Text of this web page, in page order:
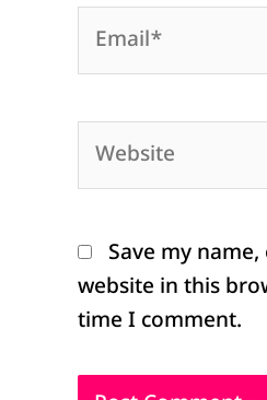
Email*
Website
Save my
website in this
time I comment.